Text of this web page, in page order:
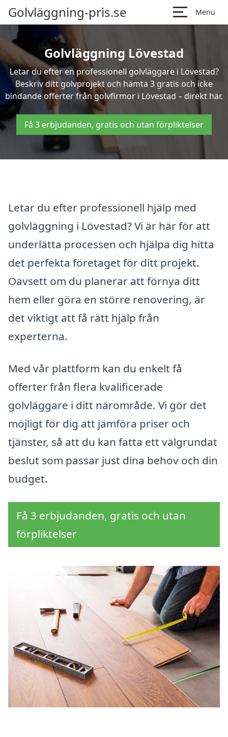
Golvläggning-pris.se Menu
Golvläggning Lövestad
Letar du efter en professionell golvläggare i Lövestad?
Beskriv ditt golvprojekt och hämta 3 gratis och icke
bindande offerter från golvfirmor i Lövestad – direkt här.
Få 3 erbjudanden, gratis och utan förpliktelser
Letar du efter professionell hjälp med
golvläggning i Lövestad? Vi är här för att
underlätta processen och hjälpa dig hitta
det perfekta företaget för ditt projekt.
Oavsett om du planerar att förnya ditt
hem eller göra en större renovering, är
det viktigt att få rätt hjälp från
experterna.
Med vår plattform kan du enkelt få
offerter från flera kvalificerade
golvläggare i ditt närområde. Vi gör det
möjligt för dig att jämföra priser och
tjänster, så att du kan fatta ett välgrundat
beslut som passar just dina behov och din
budget.
Få 3 erbjudanden, gratis och utan
förpliktelser